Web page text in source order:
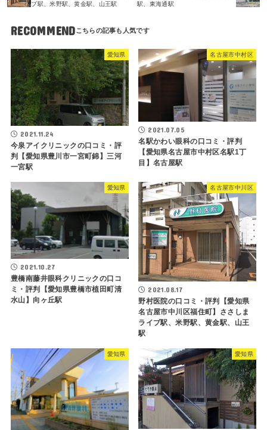
ブ駅、米野駅、黄金駅、山王駅
駅、東海通駅
RECOMMEND
愛知県
2021.11.24
今泉アイクリニックの口コミ・評
判【愛知県豊川市一宮町錦】三河
一宮駅
名古屋市中村区
2021.07.05
名駅かわい眼科の口コミ・評判
【愛知県名古屋市中村区名駅1丁
目】名古屋駅
愛知県
2021.10.27
豊橋南藤井眼科クリニックの口コ
ミ・評判【愛知県豊橋市植田町清
水山】向ヶ丘駅
名古屋市中川区
2021.08.17
野村医院の口コミ・評判【愛知県
名古屋市中川区福住町】ささしま
ライブ駅、米野駅、黄金駅、山王
駅
愛知県 愛知県